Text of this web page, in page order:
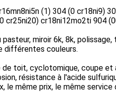
(1) 304 (0 cr18ni9)
cr25ni20) cr18ni12mo2ti 904
miroir 6k, 8k,
différentes couleurs.
toit, cyclotomique, coupe
résistance à l'acide
le même prix, le même